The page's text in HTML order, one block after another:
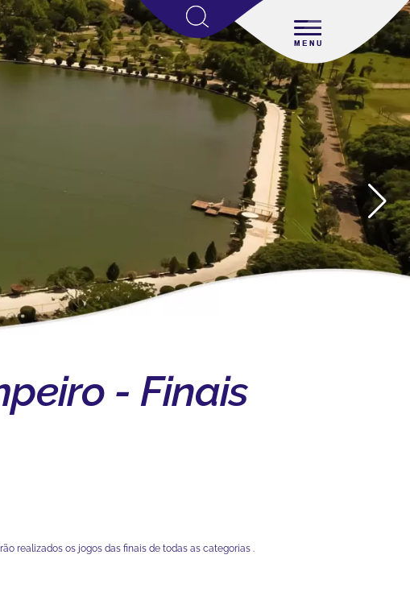
- Finais
realizados os jogos das finais de todas as categorias .